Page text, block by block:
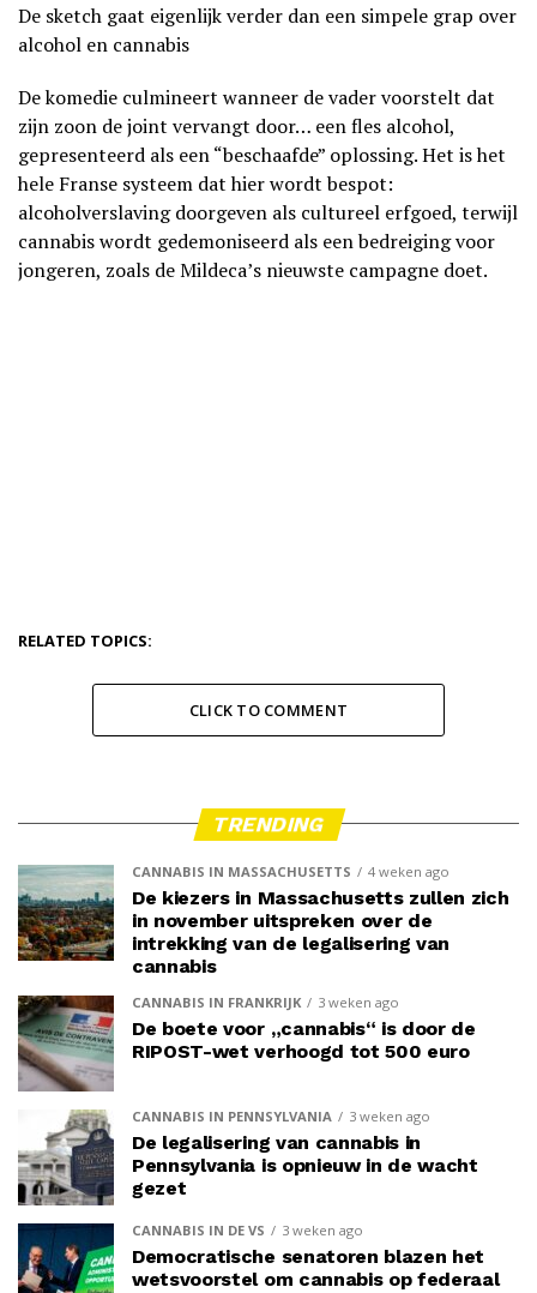
De sketch gaat eigenlijk verder dan een simpele grap over
alcohol en cannabis
De komedie culmineert wanneer de vader voorstelt dat
zijn zoon de joint vervangt door… een fles alcohol,
gepresenteerd als een “beschaafde” oplossing. Het is het
hele Franse systeem dat hier wordt bespot:
alcoholverslaving doorgeven als cultureel erfgoed, terwijl
cannabis wordt gedemoniseerd als een bedreiging voor
jongeren, zoals de Mildeca’s nieuwste campagne doet.
RELATED TOPICS:
CLICK TO COMMENT
TRENDING
CANNABIS IN MASSACHUSETTS 4 weken ago
De kiezers in Massachusetts zullen zich
in november uitspreken over de
intrekking van de legalisering van
cannabis
CANNABIS IN FRANKRIJK 3 weken ago
De boete voor „cannabis“ is door de
RIPOST-wet verhoogd tot 500 euro
CANNABIS IN PENNSYLVANIA 3 weken ago
De legalisering van cannabis in
Pennsylvania is opnieuw in de wacht
gezet
CANNABIS IN DE VS 3 weken ago
Democratische senatoren blazen het
wetsvoorstel om cannabis op federaal